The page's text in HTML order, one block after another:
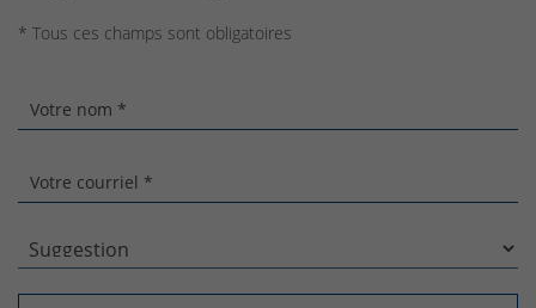
* Tous ces champs sont obligatoires
Votre nom *
Votre courriel *